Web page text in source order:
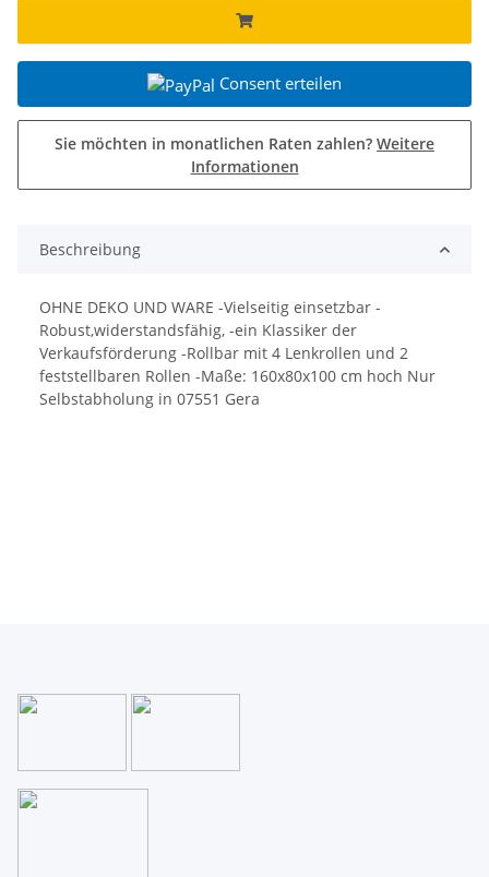
Consent erteilen
Sie möchten in monatlichen Raten zahlen? Weitere
Informationen
Beschreibung
OHNE DEKO UND WARE -Vielseitig einsetzbar -
Robust,widerstandsfähig, -ein Klassiker der
Verkaufsförderung -Rollbar mit 4 Lenkrollen und 2
feststellbaren Rollen -Maße: 160x80x100 cm hoch Nur
Selbstabholung in 07551 Gera